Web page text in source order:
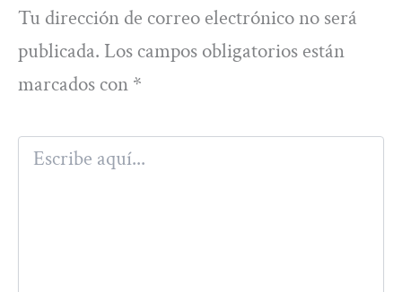
Tu dirección de correo electrónico no será
publicada. Los campos obligatorios están
marcados con *
aquí...